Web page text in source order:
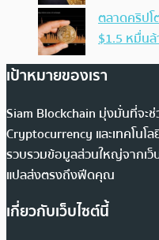
ตลาดคริปโ
$1.5 หมื่น
เป้าหมายของเรา
Siam Blockchain มุ่งมั่นที่จะ
Cryptocurrency และเทคโนโ
รวบรวมข้อมูลส่วนใหญ่จากเว็
แปลส่งตรงถึงฟีดคุณ
เกี่ยวกับเว็บไซต์นี้